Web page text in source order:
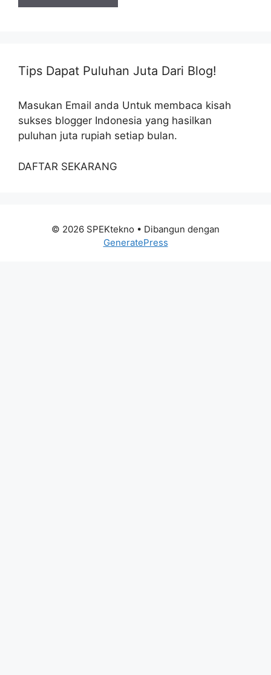
Tips Dapat Puluhan Juta Dari Blog!
Masukan Email anda Untuk membaca kisah
sukses blogger Indonesia yang hasilkan
puluhan juta rupiah setiap bulan.
DAFTAR SEKARANG
© 2026 SPEKtekno • Dibangun dengan
GeneratePress